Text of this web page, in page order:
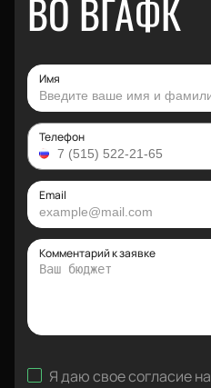
ВО ВГАФК
Имя
Телефон
Email
Комментарий к заявке
Я даю свое согласие на